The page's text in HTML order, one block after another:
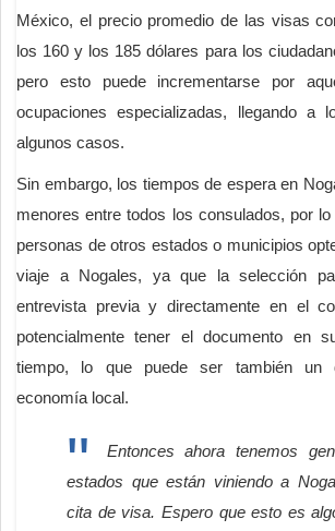
México, el precio promedio de las visas
los 160 y los 185 dólares para los
pero esto puede incrementarse por
ocupaciones especializadas, llegando a
algunos casos.
Sin embargo, los tiempos de espera en
menores entre todos los consulados, por
personas de otros estados o municipios
viaje a Nogales, ya que la selección
entrevista previa y directamente en el
potencialmente tener el documento en
tiempo, lo que puede ser también un
economía local.
Entonces ahora tenemos
estados que están viniendo a
cita de visa. Espero que esto es